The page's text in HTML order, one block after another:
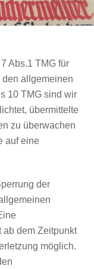
Abs.1 TMG für
allgemeinen
10 TMG sind wir
übermittelte
zu überwachen
auf eine
der
ab dem Zeitpunkt
möglich.